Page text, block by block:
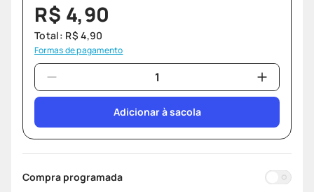
R$ 4,90
Total: R$ 4,90
Formas de pagamento
Adicionar à sacola
Compra programada